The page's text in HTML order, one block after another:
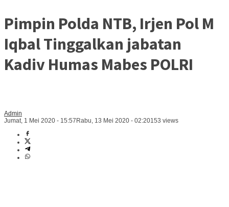
Pimpin Polda NTB, Irjen Pol M
Iqbal Tinggalkan jabatan
Kadiv Humas Mabes POLRI
Admin
Jumat, 1 Mei 2020 - 15:57 Rabu, 13 Mei 2020 - 02:20153 views